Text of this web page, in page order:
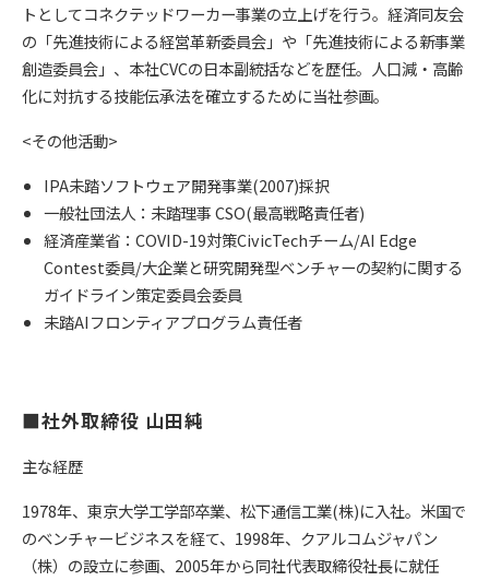
トとしてコネクテッドワーカー事業の立上げを行う。経済同友会
の「先進技術による経営革新委員会」や「先進技術による新事業
創造委員会」、本社CVCの日本副統括などを歴任。人口減・高齢
化に対抗する技能伝承法を確立するために当社参画。
<その他活動>
IPA未踏ソフトウェア開発事業(2007)採択
一般社団法人：未踏理事 CSO(最高戦略責任者)
経済産業省：COVID-19対策CivicTechチーム/AI Edge
Contest委員/大企業と研究開発型ベンチャーの契約に関する
ガイドライン策定委員会委員
未踏AIフロンティアプログラム責任者
■社外取締役 山田純
主な経歴
1978年、東京大学工学部卒業、松下通信工業(株)に入社。米国で
のベンチャービジネスを経て、1998年、クアルコムジャパン
（株）の設立に参画、2005年から同社代表取締役社長に就任